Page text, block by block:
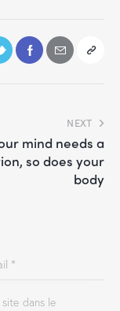
NEXT
mind needs a
so does your
body
dans le